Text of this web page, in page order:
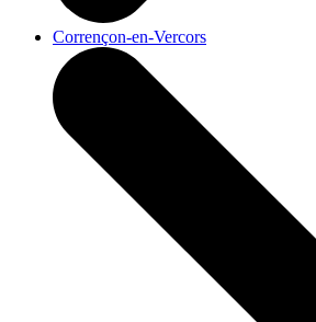
Corrençon-en-Vercors